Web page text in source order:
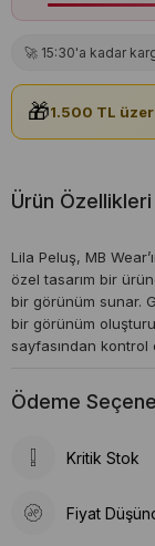
🚀 15:30'a kadar
🎁1.500 TL
Ürün Özellikleri
Lila Peluş, MB
özel tasarım bir
bir görünüm sunar.
bir görünüm
sayfasından kontrol
Ödeme
Kritik Stok
Fiyat